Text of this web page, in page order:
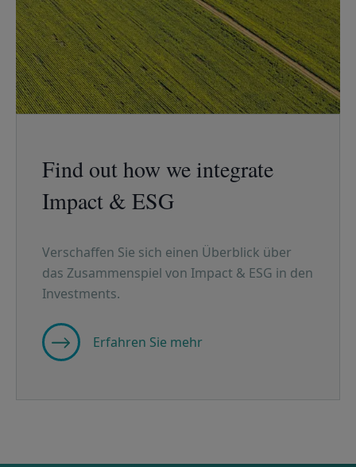
Find out how we integrate
Impact & ESG
Verschaffen Sie sich einen Überblick über
das Zusammenspiel von Impact & ESG in den
Investments.
Erfahren Sie mehr